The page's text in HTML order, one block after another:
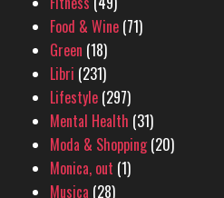
Food & Wine (71)
Green (18)
Libri (231)
Lifestyle (297)
Mental Health (31)
Moda & Shopping(20)
Monica, out (1)
Musica (28)